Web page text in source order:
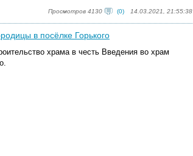
Просмотров 4130 (0) 14.03.2021, 21:55:38
в посёлке Горького
храма в честь Введения во храм